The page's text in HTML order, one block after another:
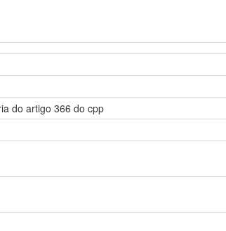
do artigo 366 do cpp